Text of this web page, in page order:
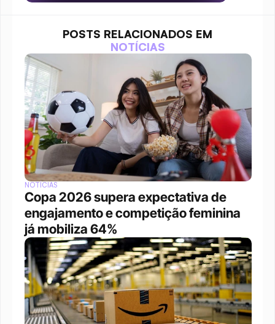
POSTS RELACIONADOS EM
NOTÍCIAS
NOTÍCIAS
Copa 2026 supera expectativa de
engajamento e competição feminina
já mobiliza 64%